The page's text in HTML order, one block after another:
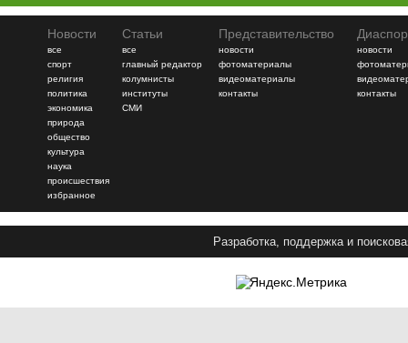
Новости
все
спорт
религия
политика
экономика
природа
общество
культура
наука
происшествия
избранное
Статьи
все
главный редактор
колумнисты
институты
СМИ
Представительство
новости
фотоматериалы
видеоматериалы
контакты
новости
контакты
Разработка, поддержка и